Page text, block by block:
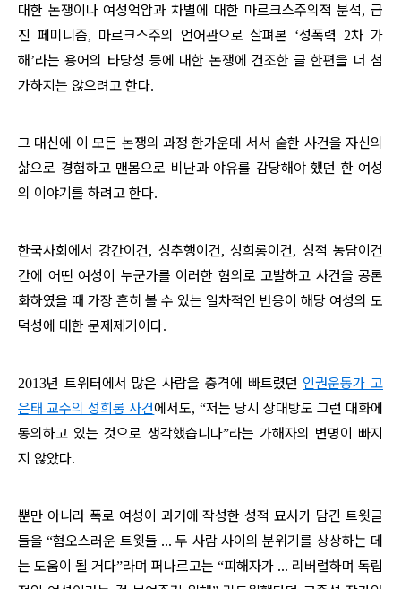
대한 논쟁이나 여성억압과 차별에 대한 마르크스주의적 분석,급
진 페미니즘, 마르크스주의 언어관으로 살펴본 ‘성폭력2차 가
해’라는 용어의 타당성 등에 대한 논쟁에 건조한 글 한편을 더 첨
가하지는 않으려고 한다.
그 대신에 이 모든 논쟁의 과정 한가운데 서서 숱한 사건을 자신의
삶으로 경험하고 맨몸으로 비난과 야유를 감당해야 했던 한 여성
의 이야기를 하려고 한다.
한국사회에서 강간이건, 성추행이건,성희롱이건, 성적 농담이건
간에 어떤 여성이 누군가를 이러한 혐의로 고발하고 사건을 공론
화하였을 때 가장 흔히 볼 수 있는 일차적인 반응이 해당 여성의 도
덕성에 대한 문제제기이다.
2013년 트위터에서 많은 사람을 충격에 빠트렸던 인권운동가 고
은태 교수의 성희롱 사건에서도, “저는 당시 상대방도 그런 대화에
동의하고 있는 것으로 생각했습니다”라는 가해자의 변명이 빠지
지 않았다.
뿐만 아니라 폭로 여성이 과거에 작성한 성적 묘사가 담긴 트윗글
들을“혐오스러운 트윗들 …두 사람 사이의 분위기를 상상하는 데
는 도움이 될 거다”라며 퍼나르고는 “피해자가 … 리버럴하며 독립